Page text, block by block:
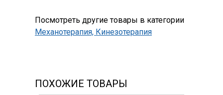
Посмотреть другие товары в категории
Механотерапия, Кинезотерапия
ПОХОЖИЕ ТОВАРЫ